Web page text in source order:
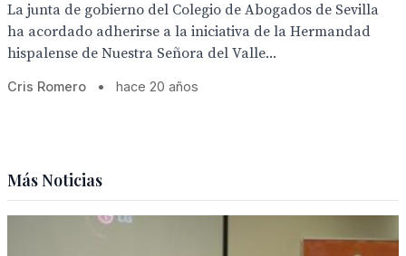
La junta de gobierno del Colegio de Abogados de Sevilla
ha acordado adherirse a la iniciativa de la Hermandad
hispalense de Nuestra Señora del Valle...
Cris Romero • hace 20 años
Más Noticias